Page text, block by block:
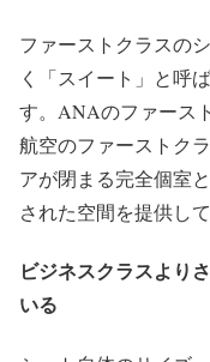
ファーストクラスの
く「スイート」と呼
す。ANAのファース
航空のファーストク
アが閉まる完全個室
された空間を提供して
ビジネスクラスより
いる